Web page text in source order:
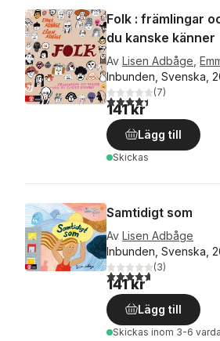
Folk : främlingar
du kanske känner
Av Lisen Adbåge
Inbunden, Svenska,
4,4utav 5 stjärnor.
(7)
141 kr
Lägg till
Skickas
Samtidigt som
Av Lisen Adbåge
Inbunden, Svenska,
4,7utav 5 stjärnor.
(3)
141 kr
Lägg till
Skickas inom 3-6